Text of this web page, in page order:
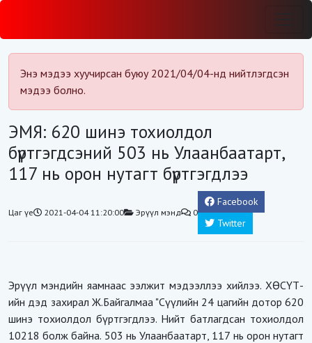
Энэ мэдээ хуучирсан буюу 2021/04/04-нд нийтлэгдсэн
мэдээ болно.
ЭМЯ: 620 шинэ тохиолдол
бүртгэгдсэний 503 нь Улаанбаатарт,
117 нь орон нутагт бүртгэгдлээ
Цаг үе 2021-04-04 11:20:00 Эрүүл мэнд 0
Facebook
Twitter
Эрүүл мэндийн яамнаас ээлжит мэдээллээ хийлээ. ХӨСҮТ-
ийн дэд захирал Ж.Байгалмаа "Сүүлийн 24 цагийн дотор 620
шинэ тохиолдол бүртгэгдлээ. Нийт батлагдсан тохиолдол
10218 болж байна. 503 нь Улаанбаатарт, 117 нь орон нутагт